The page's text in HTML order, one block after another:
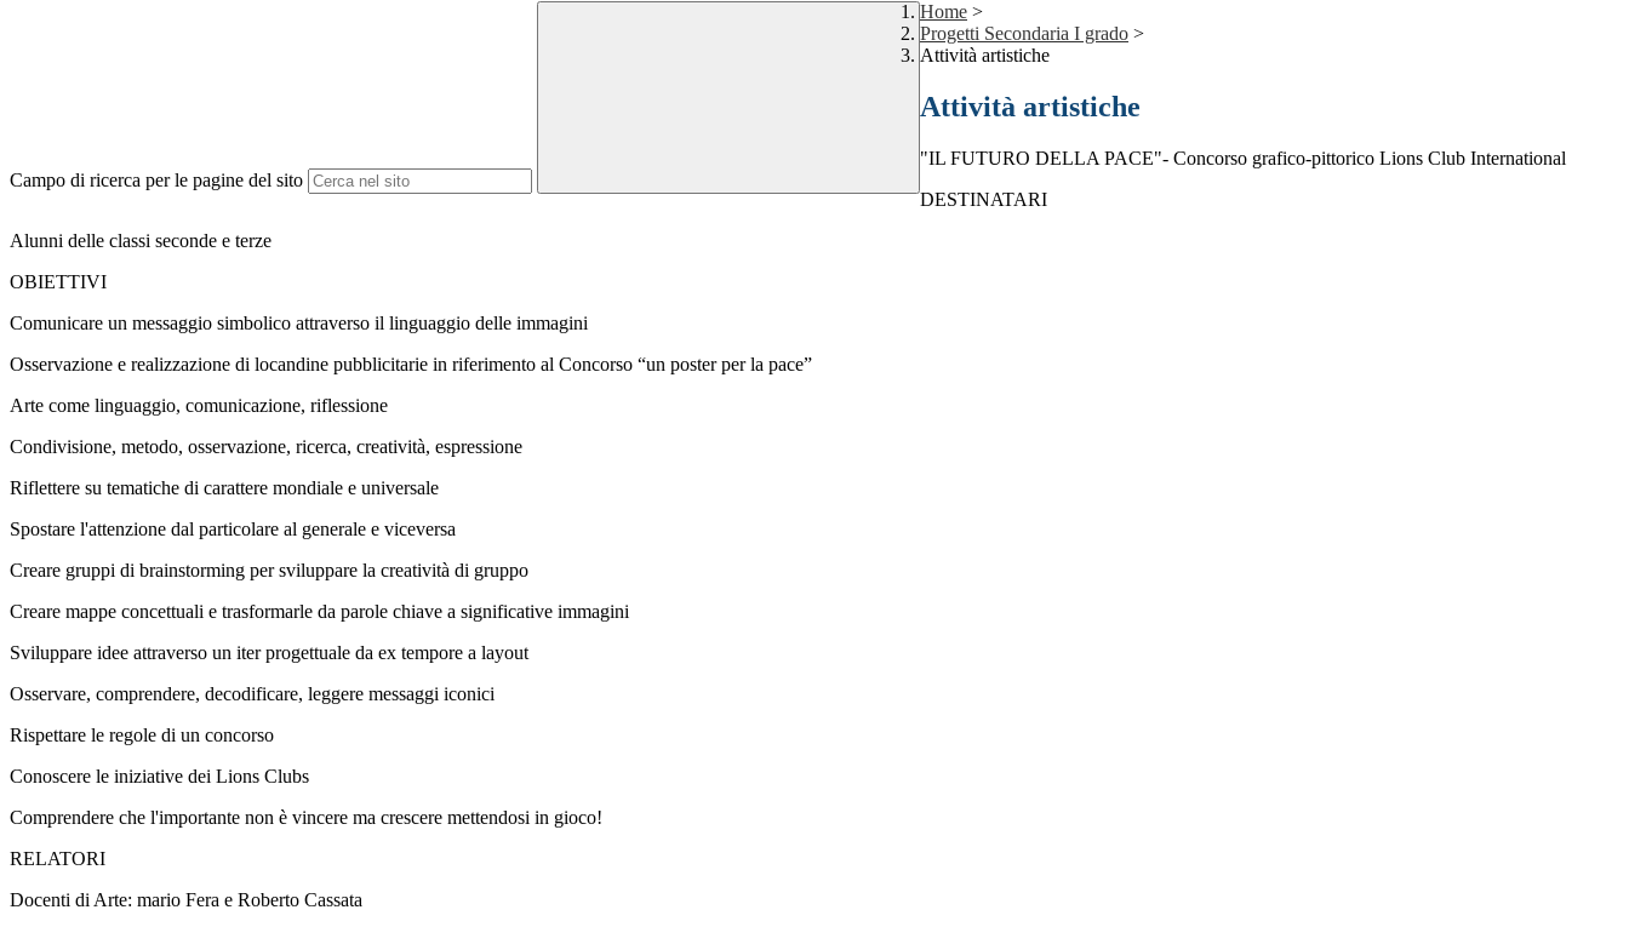
Campo di ricerca per le pagine del sito
Home >
Progetti Secondaria I grado >
Attività artistiche
Attività artistiche
"IL FUTURO DELLA PACE"- Concorso grafico-pittorico Lions Club International
DESTINATARI
Alunni delle classi seconde e terze
OBIETTIVI
Comunicare un messaggio simbolico attraverso il linguaggio delle immagini
Osservazione e realizzazione di locandine pubblicitarie in riferimento al Concorso “un poster per la pace”
Arte come linguaggio, comunicazione, riflessione
Condivisione, metodo, osservazione, ricerca, creatività, espressione
Riflettere su tematiche di carattere mondiale e universale
Spostare l'attenzione dal particolare al generale e viceversa
Creare gruppi di brainstorming per sviluppare la creatività di gruppo
Creare mappe concettuali e trasformarle da parole chiave a significative immagini
Sviluppare idee attraverso un iter progettuale da ex tempore a layout
Osservare, comprendere, decodificare, leggere messaggi iconici
Rispettare le regole di un concorso
Conoscere le iniziative dei Lions Clubs
Comprendere che l'importante non è vincere ma crescere mettendosi in gioco!
RELATORI
Docenti di Arte: mario Fera e Roberto Cassata